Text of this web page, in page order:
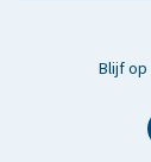
Blijf op